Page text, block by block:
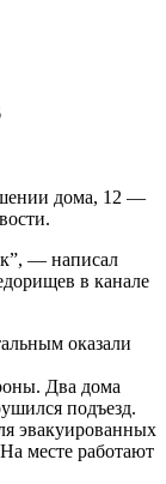
дома, 12 —
— написал
в канале
оказали
Два дома
подъезд.
эвакуированных
месте работают